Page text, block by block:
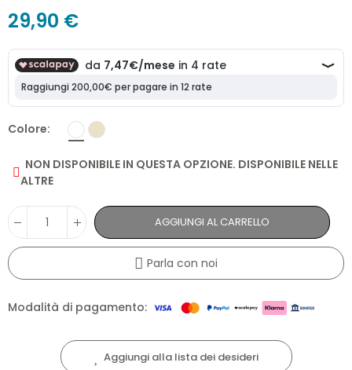
Ideale per la sicurezza notturna e perfetta anche in viaggio.
bambino.
29,90 €
Colore
NON DISPONIBILE IN QUESTA OPZIONE. DISPONIBILE NELLE
ALTRE
AGGIUNGI AL CARRELLO
Parla con noi
Modalità di pagamento:
Aggiungi alla lista dei desideri